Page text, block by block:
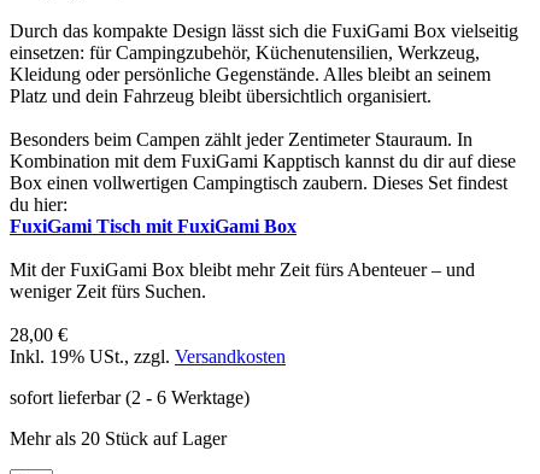
Durch das kompakte Design lässt sich die FuxiGami Box vielseitig
einsetzen: für Campingzubehör, Küchenutensilien, Werkzeug,
Kleidung oder persönliche Gegenstände. Alles bleibt an seinem
Platz und dein Fahrzeug bleibt übersichtlich organisiert.
Besonders beim Campen zählt jeder Zentimeter Stauraum. In
Kombination mit dem FuxiGami Kapptisch kannst du dir auf diese
Box einen vollwertigen Campingtisch zaubern. Dieses Set findest
du hier:
FuxiGami Tisch mit FuxiGami Box
Mit der FuxiGami Box bleibt mehr Zeit fürs Abenteuer – und
weniger Zeit fürs Suchen.
28,00 €
Inkl. 19% USt., zzgl. Versandkosten
sofort lieferbar(2 - 6 Werktage)
Mehr als 20 Stück auf Lager